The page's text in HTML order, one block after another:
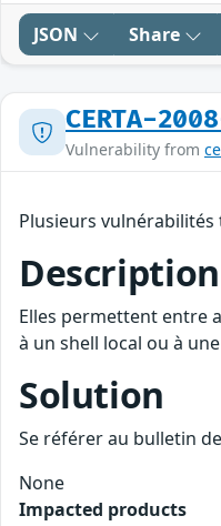
JSON Share
CERTA-
Vulnerability from
Plusieurs
Description
Elles permettent entre
à un shell local ou à
Solution
Se référer au bulletin
None
Impacted products